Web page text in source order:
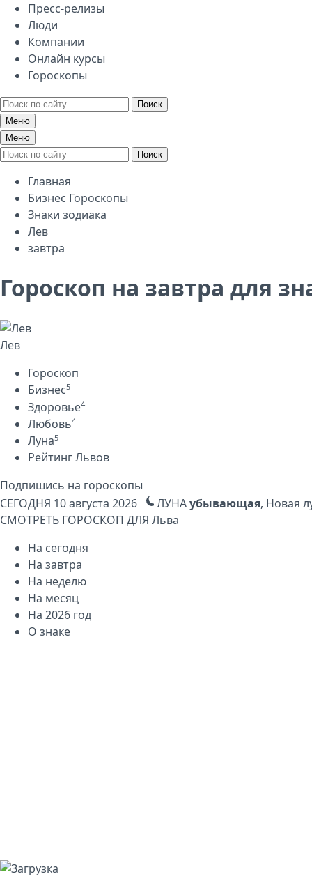
Пресс-релизы
Люди
Компании
Онлайн курсы
Гороскопы
Поиск
Меню
Меню
Поиск
Главная
Бизнес Гороскопы
Знаки зодиака
Лев
завтра
Гороскоп на завтра для
Лев
Гороскоп
Бизнес5
Здоровье4
Любовь4
Луна5
Рейтинг Львов
Подпишись на гороскопы
СЕГОДНЯ 10 августа 2026 ЛУНАубывающая, Новая
СМОТРЕТЬ ГОРОСКОП ДЛЯ Льва
На сегодня
На завтра
На неделю
На месяц
На 2026 год
О знаке